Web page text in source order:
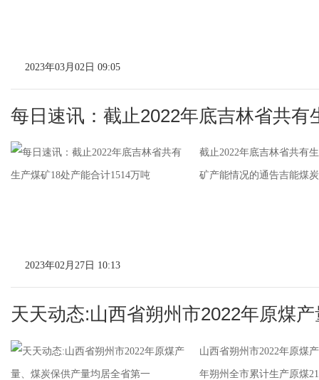
2023年03月02日 09:05
每日速讯：截止2022年底吉林省共有
截止2022年底吉林省共有
矿产能情况的通告吉能煤
2023年02月27日 10:13
天天动态:山西省朔州市2022年原煤
山西省朔州市2022年原煤
年朔州全市累计生产原煤